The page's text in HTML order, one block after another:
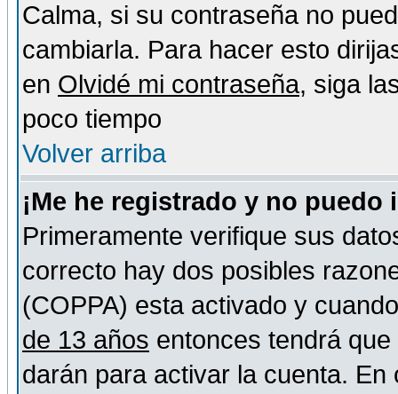
Calma, si su contraseña no
cambiarla. Para hacer esto
en Olvidé mi contraseña, siga
poco tiempo
Volver arriba
¡Me he registrado y no puedo
Primeramente verifique sus
correcto hay dos posibles
(COPPA) esta activado y
de 13 años entonces tendrá
darán para activar la cuenta.